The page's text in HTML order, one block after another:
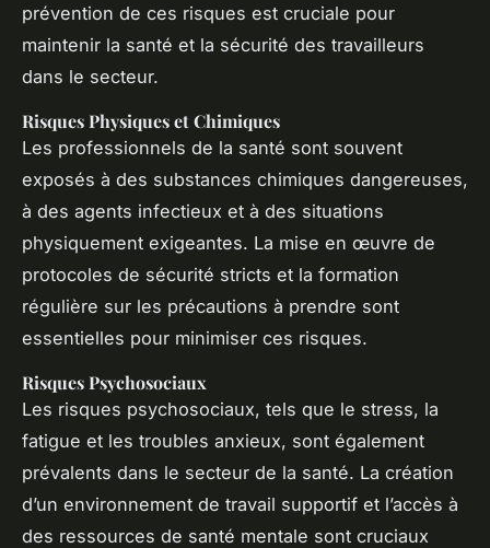
prévention de ces risques est cruciale pour
maintenir la santé et la sécurité des travailleurs
dans le secteur.
Risques Physiques et Chimiques
Les professionnels de la santé sont souvent
exposés à des substances chimiques dangereuses,
à des agents infectieux et à des situations
physiquement exigeantes. La mise en œuvre de
protocoles de sécurité stricts et la formation
régulière sur les précautions à prendre sont
essentielles pour minimiser ces risques.
Risques Psychosociaux
Les risques psychosociaux, tels que le stress, la
fatigue et les troubles anxieux, sont également
prévalents dans le secteur de la santé. La création
d’un environnement de travail supportif et l’accès à
des ressources de santé mentale sont cruciaux